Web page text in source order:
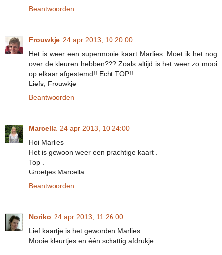
Beantwoorden
Frouwkje 24 apr 2013, 10:20:00
Het is weer een supermooie kaart Marlies. Moet ik het nog
over de kleuren hebben??? Zoals altijd is het weer zo mooi
op elkaar afgestemd!! Echt TOP!!
Liefs, Frouwkje
Beantwoorden
Marcella 24 apr 2013, 10:24:00
Hoi Marlies
Het is gewoon weer een prachtige kaart .
Top .
Groetjes Marcella
Beantwoorden
Noriko 24 apr 2013, 11:26:00
Lief kaartje is het geworden Marlies.
Mooie kleurtjes en één schattig afdrukje.